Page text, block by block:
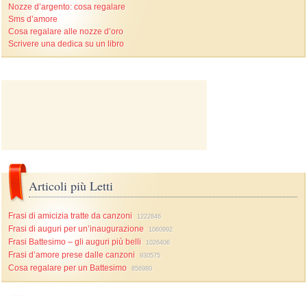
Nozze d’argento: cosa regalare
Sms d’amore
Cosa regalare alle nozze d’oro
Scrivere una dedica su un libro
Articoli più Letti
Frasi di amicizia tratte da canzoni 1222846
Frasi di auguri per un’inaugurazione 1060992
Frasi Battesimo – gli auguri più belli 1026406
Frasi d’amore prese dalle canzoni 930575
Cosa regalare per un Battesimo 856980